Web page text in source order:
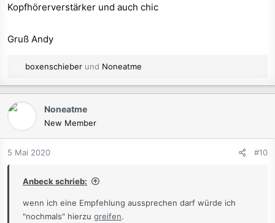
Kopfhörerverstärker und auch chic
Gruß Andy
R
k
o
n
n
:
boxenschieber und Noneatme
Noneatme
New Member
5 Mai 2020 #10
Anbeck schrieb:
wenn ich eine Empfehlung aussprechen darf würde ich
"nochmals" hierzu greifen.